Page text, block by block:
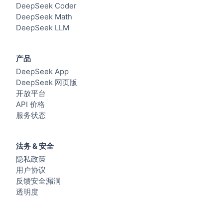
DeepSeek Coder
DeepSeek Math
DeepSeek LLM
产品
DeepSeek App
DeepSeek 网页版
开放平台
API 价格
服务状态
法务 & 安全
隐私政策
用户协议
反馈安全漏洞
透明度